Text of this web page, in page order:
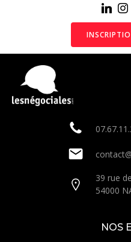
LUNDI -
39 rue
54000
NOS